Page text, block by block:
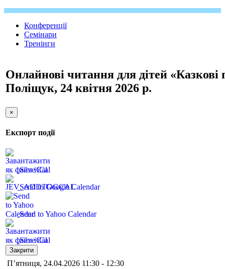
Конференції
Семінари
Тренінги
Онлайнові читання для дітей «Казкові
Поліщук, 24 квітня 2026 р.
×
Експорт події
Save iCal
Send to Google Calendar
Send to Yahoo Calendar
Save iCal
Закрити
П’ятниця, 24.04.2026 11:30 - 12:30